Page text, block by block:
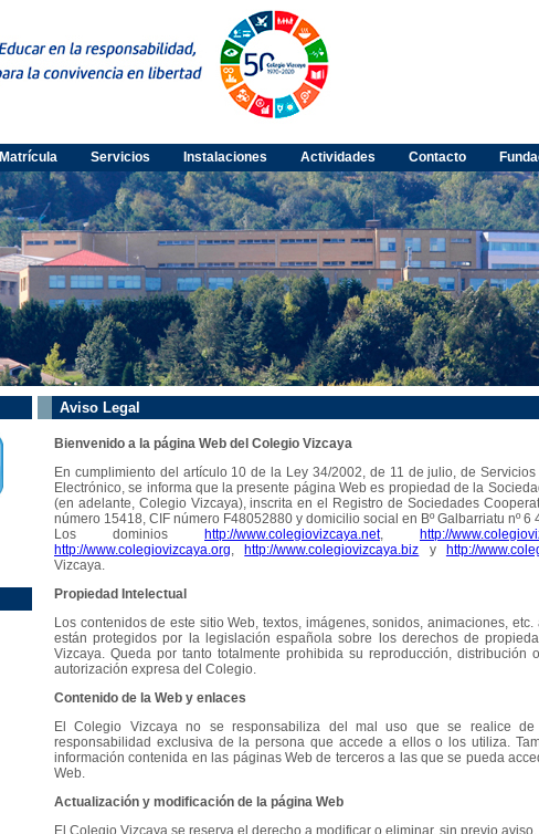
Matrícula Servicios Instalaciones Actividades Contacto
Aviso Legal
Bienvenido a la página Web del Colegio Vizcaya
En cumplimiento del artículo 10 de la Ley 34/2002, de 11 de julio, de
Electrónico, se informa que la presente página Web es propiedad de la
(en adelante, Colegio Vizcaya), inscrita en el Registro de Sociedades
número 15418, CIF número F48052880 y domicilio social en Bº Galbarriatu nº 6
Los dominios http://www.colegiovizcaya.net, http://
http://www.colegiovizcaya.org, http://www.colegiovizcaya.biz y http://
Vizcaya.
Propiedad Intelectual
Los contenidos de este sitio Web, textos, imágenes, sonidos, animaciones,
están protegidos por la legislación española sobre los derechos de
Vizcaya. Queda por tanto totalmente prohibida su reproducción,
autorización expresa del Colegio.
Contenido de la Web y enlaces
El Colegio Vizcaya no se responsabiliza del mal uso que se realice
responsabilidad exclusiva de la persona que accede a ellos o los utiliza.
información contenida en las páginas Web de terceros a las que se pueda
Web.
Actualización y modificación de la página Web
El Colegio Vizcaya se reserva el derecho a modificar o eliminar, sin previo